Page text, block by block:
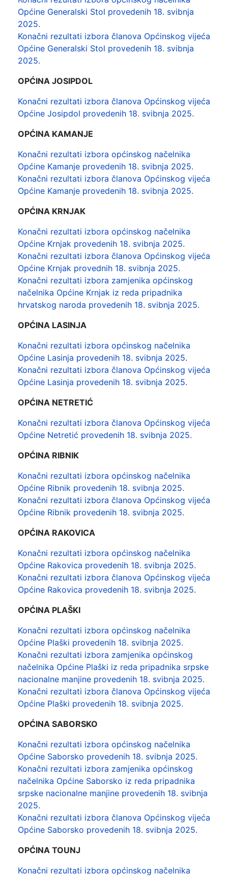
Općine Generalski Stol provedenih 18. svibnja
2025.
Konačni rezultati izbora članova Općinskog vijeća
Općine Generalski Stol provedenih 18. svibnja
2025.
OPĆINA JOSIPDOL
Konačni rezultati izbora članova Općinskog vijeća
Općine Josipdol provedenih 18. svibnja 2025.
OPĆINA KAMANJE
Konačni rezultati izbora općinskog načelnika
Općine Kamanje provedenih 18. svibnja 2025.
Konačni rezultati izbora članova Općinskog vijeća
Općine Kamanje provedenih 18. svibnja 2025.
OPĆINA KRNJAK
Konačni rezultati izbora općinskog načelnika
Općine Krnjak provedenih 18. svibnja 2025.
Konačni rezultati izbora članova Općinskog vijeća
Općine Krnjak provednih 18. svibnja 2025.
Konačni rezultati izbora zamjenika općinskog
načelnika Općine Krnjak iz reda pripadnika
hrvatskog naroda provedenih 18. svibnja 2025.
OPĆINA LASINJA
Konačni rezultati izbora općinskog načelnika
Općine Lasinja provedenih 18. svibnja 2025.
Konačni rezultati izbora članova Općinskog vijeća
Općine Lasinja provedenih 18. svibnja 2025.
OPĆINA NETRETIĆ
Konačni rezultati izbora članova Općinskog vijeća
Općine Netretić provedenih 18. svibnja 2025.
OPĆINA RIBNIK
Konačni rezultati izbora općinskog načelnika
Općine Ribnik provedenih 18. svibnja 2025.
Konačni rezultati izbora članova Općinskog vijeća
Općine Ribnik provedenih 18. svibnja 2025.
OPĆINA RAKOVICA
Konačni rezultati izbora općinskog načelnika
Općine Rakovica provedenih 18. svibnja 2025.
Konačni rezultati izbora članova Općinskog vijeća
Općine Rakovica provedenih 18. svibnja 2025.
OPĆINA PLAŠKI
Konačni rezultati izbora općinskog načelnika
Općine Plaški provedenih 18. svibnja 2025.
Konačni rezultati izbora zamjenika općinskog
načelnika Općine Plaški iz reda pripadnika srpske
nacionalne manjine provedenih 18. svibnja 2025.
Konačni rezultati izbora članova Općinskog vijeća
Općine Plaški provedenih 18. svibnja 2025.
OPĆINA SABORSKO
Konačni rezultati izbora općinskog načelnika
Općine Saborsko provedenih 18. svibnja 2025.
Konačni rezultati izbora zamjenika općinskog
načelnika Općine Saborsko iz reda pripadnika
srpske nacionalne manjine provedenih 18. svibnja
2025.
Konačni rezultati izbora članova Općinskog vijeća
Općine Saborsko provedenih 18. svibnja 2025.
OPĆINA TOUNJ
Konačni rezultati izbora općinskog načelnika